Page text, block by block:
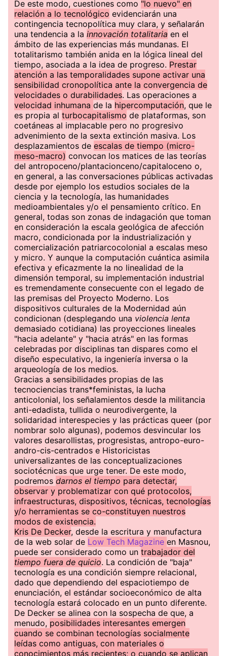
De este modo, cuestiones como "lo nuevo" en
relación a lo tecnológico evidenciarán una
contingencia tecnopolítica muy clara, y señalarán
una tendencia a la innovación totalitaria en el
ámbito de las experiencias más mundanas. El
totalitarismo también anida en la lógica lineal del
tiempo, asociada a la idea de progreso. Prestar
atención a las temporalidades supone activar una
sensibilidad cronopolítica ante la convergencia de
velocidades o durabilidades. Las operaciones a
velocidad inhumana de la hipercomputación, que le
es propia al turbocapitalismo de plataformas, son
coetáneas al implacable pero no progresivo
advenimiento de la sexta extinción masiva. Los
desplazamientos de escalas de tiempo (micro-
meso-macro) convocan los matices de las teorías
del antropoceno/plantacionceno/capitaloceno o,
en general, a las conversaciones públicas activadas
desde por ejemplo los estudios sociales de la
ciencia y la tecnología, las humanidades
medioambientales y/o el pensamiento crítico. En
general, todas son zonas de indagación que toman
en consideración la escala geológica de afección
macro, condicionada por la industrialización y
comercialización patriarcocolonial a escalas meso
y micro. Y aunque la computación cuántica asimila
efectiva y eficazmente la no linealidad de la
dimensión temporal, su implementación industrial
es tremendamente consecuente con el legado de
las premisas del Proyecto Moderno. Los
dispositivos culturales de la Modernidad aún
condicionan (desplegando una violencia lenta
demasiado cotidiana) las proyecciones lineales
"hacia adelante" y "hacia atrás" en las formas
celebradas por disciplinas tan dispares como el
diseño especulativo, la ingeniería inversa o la
arqueología de los medios.
Gracias a sensibilidades propias de las
tecnociencias trans*feministas, la lucha
anticolonial, los señalamientos desde la militancia
anti-edadista, tullida o neurodivergente, la
solidaridad interespecies y las prácticas queer (por
nombrar solo algunas), podemos desvincular los
valores desarollistas, progresistas, antropo-euro-
andro-cis-centrados e Historicistas
universalizantes de las conceptualizaciones
sociotécnicas que urge tener. De este modo,
podremos darnos el tiempo para detectar,
observar y problematizar con qué protocolos,
infraestructuras, dispositivos, técnicas, tecnologías
y/o herramientas se co-constituyen nuestros
modos de existencia.
Kris De Decker, desde la escritura y manufactura
de la web solar de Low Tech Magazine en Masnou,
puede ser considerado como un trabajador del
tiempo fuera de quicio. La condición de "baja"
tecnología es una condición siempre relacional,
dado que dependiendo del espaciotiempo de
enunciación, el estándar socioeconómico de alta
tecnología estará colocado en un punto diferente.
De Decker se alinea con la sospecha de que, a
menudo, posibilidades interesantes emergen
cuando se combinan tecnologías socialmente
leídas como antiguas, con materiales o
conocimientos más recientes; o cuando se aplican